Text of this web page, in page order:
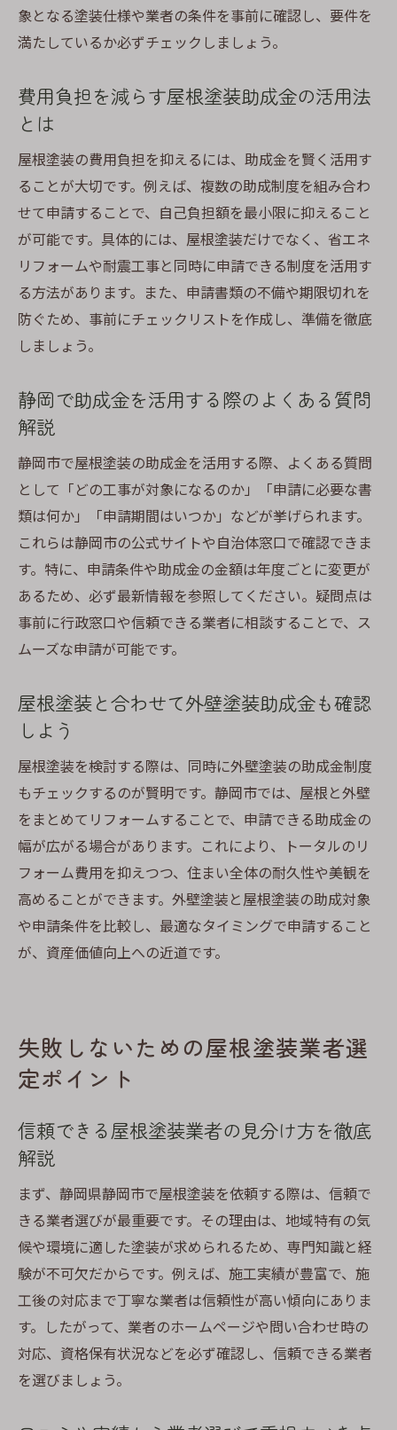
象となる塗装仕様や業者の条件を事前に確認し、要件を
満たしているか必ずチェックしましょう。
費用負担を減らす屋根塗装助成金の活用法
とは
屋根塗装の費用負担を抑えるには、助成金を賢く活用す
ることが大切です。例えば、複数の助成制度を組み合わ
せて申請することで、自己負担額を最小限に抑えること
が可能です。具体的には、屋根塗装だけでなく、省エネ
リフォームや耐震工事と同時に申請できる制度を活用す
る方法があります。また、申請書類の不備や期限切れを
防ぐため、事前にチェックリストを作成し、準備を徹底
しましょう。
静岡で助成金を活用する際のよくある質問
解説
静岡市で屋根塗装の助成金を活用する際、よくある質問
として「どの工事が対象になるのか」「申請に必要な書
類は何か」「申請期間はいつか」などが挙げられます。
これらは静岡市の公式サイトや自治体窓口で確認できま
す。特に、申請条件や助成金の金額は年度ごとに変更が
あるため、必ず最新情報を参照してください。疑問点は
事前に行政窓口や信頼できる業者に相談することで、ス
ムーズな申請が可能です。
屋根塗装と合わせて外壁塗装助成金も確認
しよう
屋根塗装を検討する際は、同時に外壁塗装の助成金制度
もチェックするのが賢明です。静岡市では、屋根と外壁
をまとめてリフォームすることで、申請できる助成金の
幅が広がる場合があります。これにより、トータルのリ
フォーム費用を抑えつつ、住まい全体の耐久性や美観を
高めることができます。外壁塗装と屋根塗装の助成対象
や申請条件を比較し、最適なタイミングで申請すること
が、資産価値向上への近道です。
失敗しないための屋根塗装業者選
定ポイント
信頼できる屋根塗装業者の見分け方を徹底
解説
まず、静岡県静岡市で屋根塗装を依頼する際は、信頼で
きる業者選びが最重要です。その理由は、地域特有の気
候や環境に適した塗装が求められるため、専門知識と経
験が不可欠だからです。例えば、施工実績が豊富で、施
工後の対応まで丁寧な業者は信頼性が高い傾向にありま
す。したがって、業者のホームページや問い合わせ時の
対応、資格保有状況などを必ず確認し、信頼できる業者
を選びましょう。